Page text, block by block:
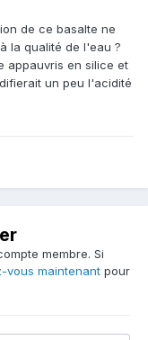
de ce basalte ne
la qualité de l'eau ?
appauvris en silice et
un peu l'acidité
membre. Si
vous maintenant pour